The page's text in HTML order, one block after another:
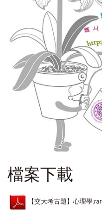
檔案下載
【交大考古題】心理學.rar